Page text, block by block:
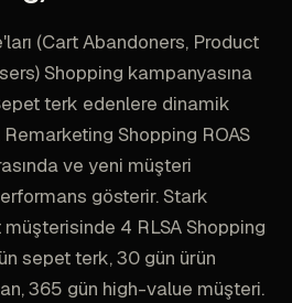
(Cart Abandoners, Product
Shopping kampanyasına
terk edenlere dinamik
Shopping ROAS
ve yeni müşteri
gösterir. Stark
4 RLSA Shopping
sepet terk, 30 gün ürün
365 gün high-value müşteri.